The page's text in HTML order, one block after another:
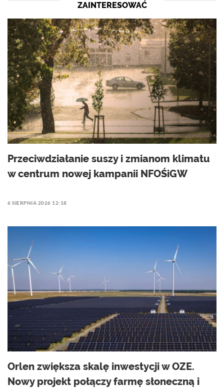
ZAINTERESOWAĆ
Przeciwdziałanie suszy i zmianom klimatu
w centrum nowej kampanii NFOŚiGW
6 SIERPNIA 2026 12:18
Orlen zwiększa skalę inwestycji w OZE.
Nowy projekt połączy farmę słoneczną i